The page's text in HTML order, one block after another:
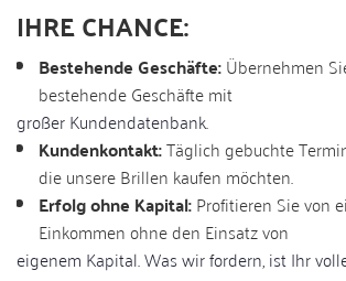
IHRE CHANCE:
Bestehende Geschäfte:Übernehmen
bestehende Geschäfte mit
großer Kundendatenbank.
Kundenkontakt:Täglich gebuchte
die unsere Brillen kaufen möchten.
Erfolg ohne Kapital:Profitieren Sie von
Einkommen ohne den Einsatz von
eigenem Kapital. Was wir fordern, ist Ihr